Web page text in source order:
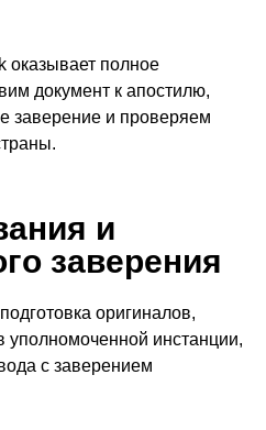
оказывает полное
документ к апостилю,
заверение и проверяем
и
заверения
оригиналов,
уполномоченной инстанции,
с заверением